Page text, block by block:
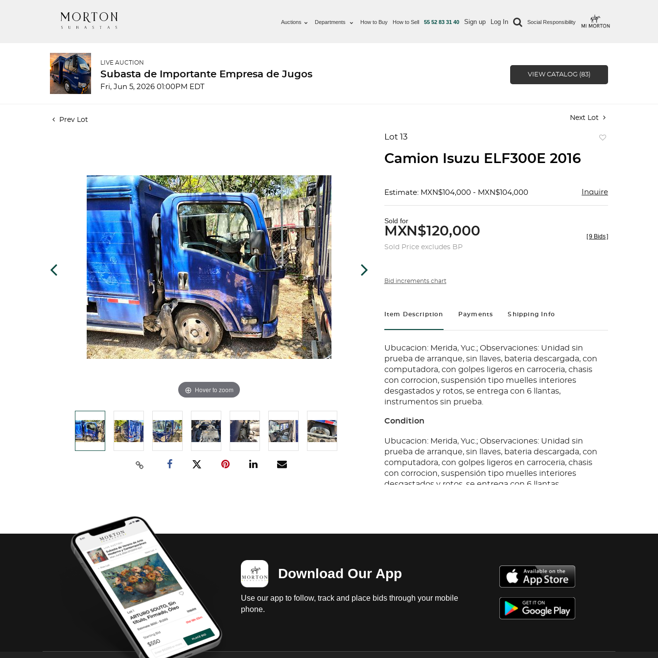
Auctions Departments How to Buy How to Sell 55 52 83 31 40 Sign up Log In Social Responsibility
LIVE AUCTION
Subasta de Importante Empresa de Jugos
Fri, Jun 5, 2026 01:00PM EDT
VIEW CATALOG (83)
Prev Lot Next Lot
Hover to zoom
Lot 13
Camion Isuzu ELF300E 2016
Estimate: MXN$104,000 - MXN$104,000 Inquire
Sold for
MXN$120,000
Sold Price excludes BP
[9 Bids]
Bid increments chart
Item Description Payments Shipping Info
Ubucacion: Merida, Yuc.; Observaciones: Unidad sin
prueba de arranque, sin llaves, bateria descargada, con
computadora, con golpes ligeros en carroceria, chasis
con corrocion, suspensión tipo muelles interiores
desgastados y rotos, se entrega con 6 llantas,
instrumentos sin prueba.
Condition
Ubucacion: Merida, Yuc.; Observaciones: Unidad sin
prueba de arranque, sin llaves, bateria descargada, con
computadora, con golpes ligeros en carroceria, chasis
con corrocion, suspensión tipo muelles interiores
desgastados y rotos, se entrega con 6 llantas,
Download Our App
Use our app to follow, track and place bids through your mobile
phone.